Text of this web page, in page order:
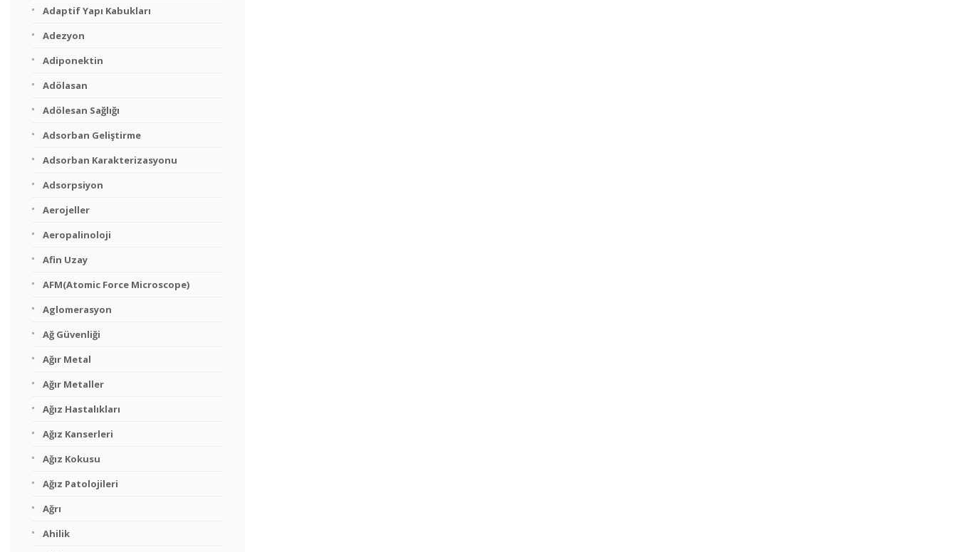
Adaptif Yapı Kabukları
Adezyon
Adiponektin
Adölasan
Adölesan Sağlığı
Adsorban Geliştirme
Adsorban Karakterizasyonu
Adsorpsiyon
Aerojeller
Aeropalinoloji
Afin Uzay
AFM(Atomic Force Microscope)
Aglomerasyon
Ağ Güvenliği
Ağır Metal
Ağır Metaller
Ağız Hastalıkları
Ağız Kanserleri
Ağız Kokusu
Ağız Patolojileri
Ağrı
Ahilik